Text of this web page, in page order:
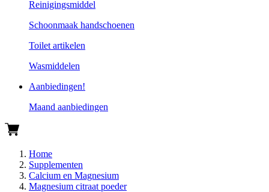
Reinigingsmiddel
Schoonmaak handschoenen
Toilet artikelen
Wasmiddelen
Aanbiedingen!
Maand aanbiedingen
Home
Supplementen
Calcium en Magnesium
Magnesium citraat poeder